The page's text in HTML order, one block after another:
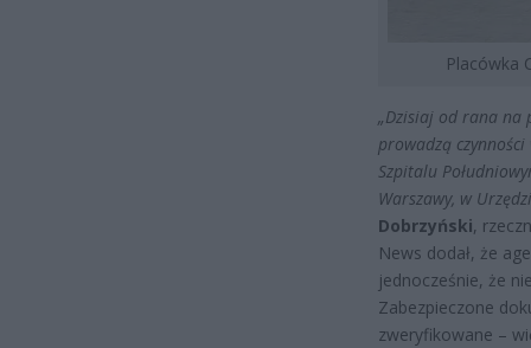
Placówka
„Dzisiaj od rana na
prowadzą
Szpitalu
Warszawy, w
Dobrzyński,
News dodał, że
jednocześnie, że
Zabezpieczone
zweryfikowane –